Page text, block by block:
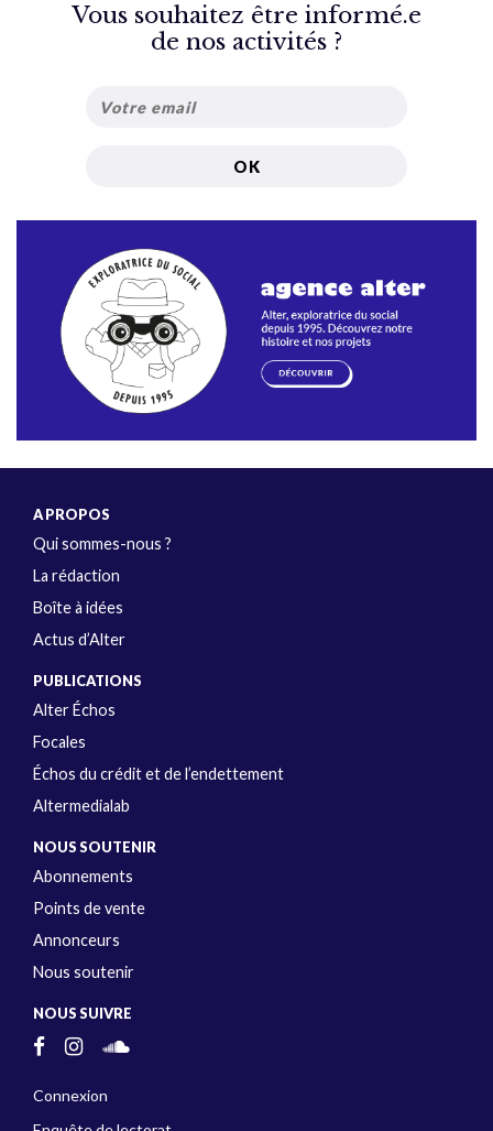
Vous souhaitez être informé.e
de nos activités ?
A PROPOS
Qui sommes-nous ?
La rédaction
Boîte à idées
Actus d’Alter
PUBLICATIONS
Alter Échos
Focales
Échos du crédit et de l’endettement
Altermedialab
NOUS SOUTENIR
Abonnements
Points de vente
Annonceurs
Nous soutenir
NOUS SUIVRE
Connexion